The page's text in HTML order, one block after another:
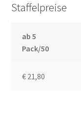
Staffelpreise
ab 5
Pack/50
€ 21,80